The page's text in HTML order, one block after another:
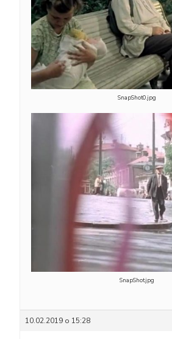
SnapShot0.jpg
SnapShot.jpg
10.02.2019 о 15:28